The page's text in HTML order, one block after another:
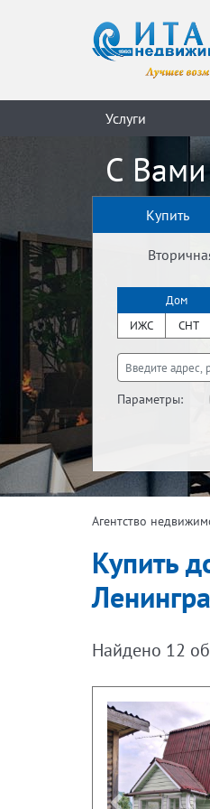
Услуги
С
Купить
Дом
ИЖС
СНТ
Параметры:
Агентство
Купить
Найдено 12